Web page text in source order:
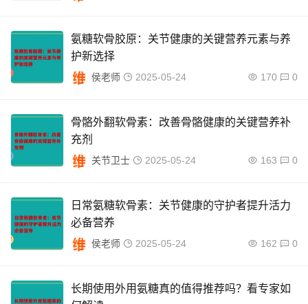
氨糖软骨胶原：关节健康的关键营养元素与养
护新选择
侯老师 2025-05-24 170 0
骨骼外翻软骨素：改善骨骼健康的关键营养补
充剂
关节卫士 2025-05-24 163 0
日常氨糖软骨素：关节健康的守护者提升活力
必备营养
侯老师 2025-05-24 162 0
长期使用外用氨糖真的值得推荐吗？看专家如